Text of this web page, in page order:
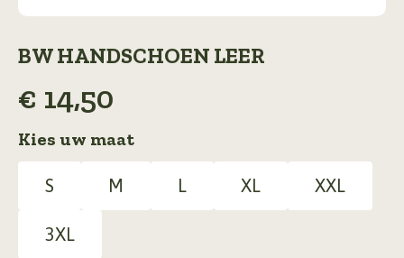
BW HANDSCHOEN LEER
€ 14,50
Kies uw maat
S M L XL XXL
3XL